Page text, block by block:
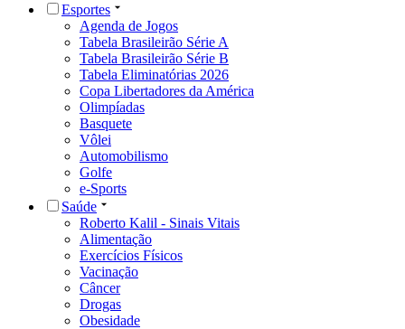
Esportes
Agenda de Jogos
Tabela Brasileirão Série A
Tabela Brasileirão Série B
Tabela Eliminatórias 2026
Copa Libertadores da América
Olimpíadas
Basquete
Vôlei
Automobilismo
Golfe
e-Sports
Saúde
Roberto Kalil - Sinais Vitais
Alimentação
Exercícios Físicos
Vacinação
Câncer
Drogas
Obesidade